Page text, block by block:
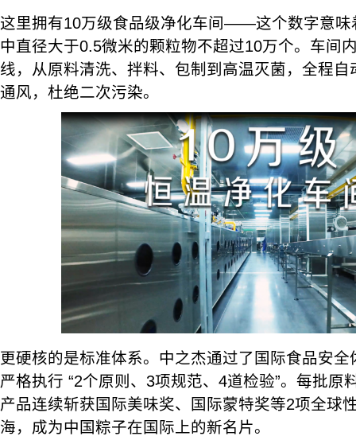
这里拥有10万级食品级净化车间——这个数字意味
中直径大于0.5微米的颗粒物不超过10万个。车间
线，从原料清洗、拌料、包制到高温灭菌，全程
通风，杜绝二次污染。
更硬核的是标准体系。中之杰通过了国际食品安
严格执行 “2个原则、3项规范、4道检验”。每批原
产品连续斩获国际美味奖、国际蒙特奖等2项全球
海，成为中国粽子在国际上的新名片。